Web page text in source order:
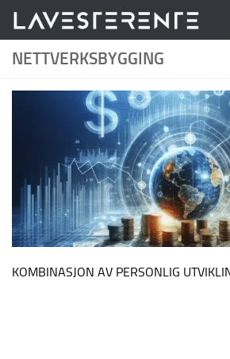
Skip to content
NETTVERKSBYGGING
KOMBINASJON AV PERSONLIG